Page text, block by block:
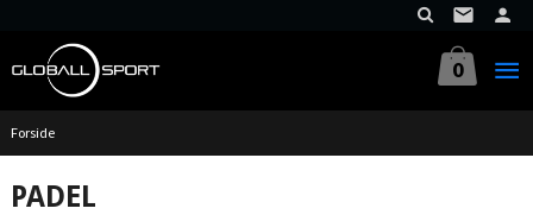
innholdet
0
Forside
PADEL